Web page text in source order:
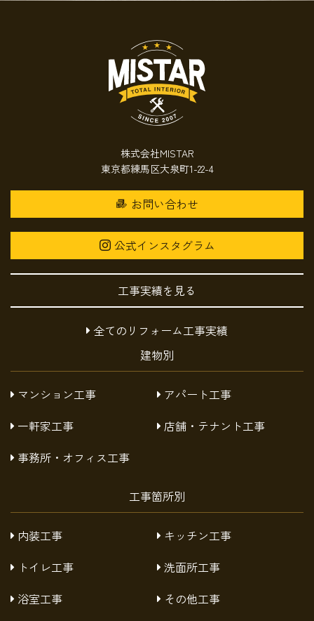
株式会社MISTAR
東京都練馬区大泉町1-22-4
お問い合わせ
公式インスタグラム
工事実績を見る
全てのリフォーム工事実績
建物別
マンション工事
アパート工事
一軒家工事
店舗・テナント工事
事務所・オフィス工事
工事箇所別
内装工事
キッチン工事
トイレ工事
洗面所工事
浴室工事
その他工事